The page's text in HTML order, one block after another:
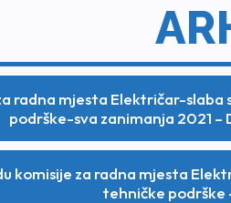
radna mjesta Električar-
podrške-sva zanimanja 2021 –
komisije za radna mjesta
tehničke podrške